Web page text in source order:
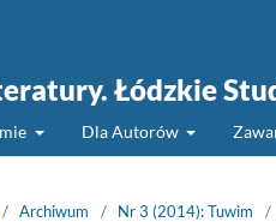
Łódzkie
Dla Autorów
/ Archiwum / Nr 3 (2014): Tuwim /